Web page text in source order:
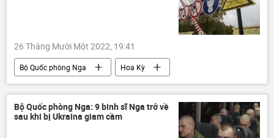
26 Tháng Mười Một 2022, 19:41
Bộ Quốc phòng Nga
Hoa Kỳ
sinh học
Quân sự vũ khí hóa học
Bộ Quốc phòng Nga: 9 binh sĩ Nga trở về
sau khi bị Ukraina giam cầm